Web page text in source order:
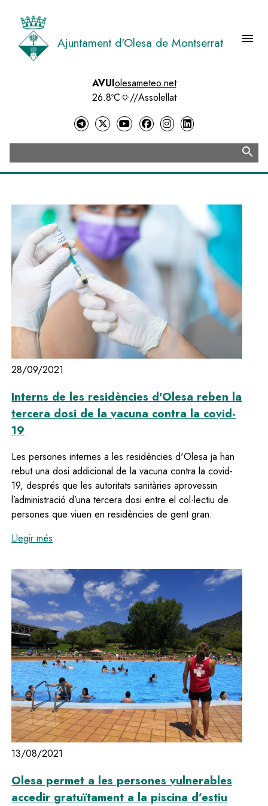
contingut
Ajuntament d'Olesa de Montserrat menu
AVUIolesameteo.net
26.8ºC
//Assolellat
search
28/09/2021
Interns de les residències d'Olesa reben la
tercera dosi de la vacuna contra la covid-
19
Les persones internes a les residències d'Olesa ja han
rebut una dosi addicional de la vacuna contra la covid-
19, després que les autoritats sanitàries aprovessin
l’administració d’una tercera dosi entre el col·lectiu de
persones que viuen en residències de gent gran.
Llegir més
13/08/2021
Olesa permet a les persones vulnerables
accedir gratuïtament a la piscina d’estiu